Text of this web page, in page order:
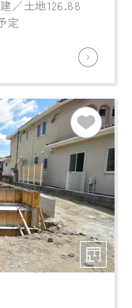
／土地126.88
定